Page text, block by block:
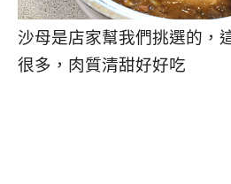
沙母是店家幫我們挑選的，
很多，肉質清甜好好吃